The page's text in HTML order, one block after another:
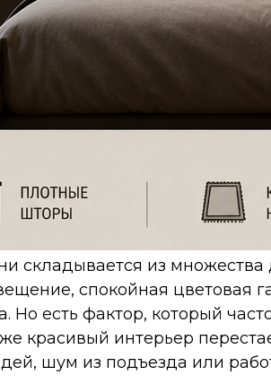
складывается из
спокойная цветовая
Но есть фактор, который
красивый интерьер
шум из подъезда или